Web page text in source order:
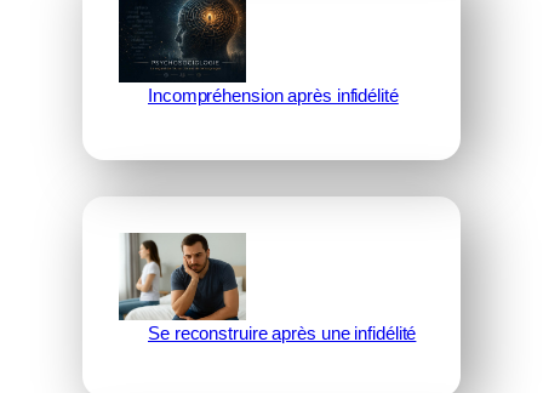
Incompréhension après infidélité
Se reconstruire après une infidélité